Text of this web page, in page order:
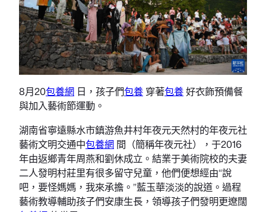
8月20包養網 日，孩子們包養 穿著包養好衣飾預備餐
與加入藝術節運動。
湖南省寧遠縣水市鎮游魚井村年夜元天然村的年夜元社
藝術文明交通中包養網 間（簡稱年夜元社），于2016
年由返鄉青年周燕和劉休成立。結業于美術院校的夫妻
二人發明村莊里有很多留守兒童，他們便想經由“說
吧，要怪媽媽，我來承擔。”藍玉華淡淡的說道。過程
藝術教導輔助孩子們安康生長，領導孩子們發明更遼闊